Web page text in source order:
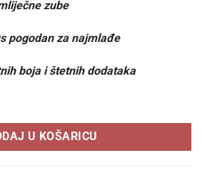
je:
7,04 KM.
zube
pogodan za najmlađe
boja i štetnih dodataka
bebe (0-2 god) količina
U KOŠARICU